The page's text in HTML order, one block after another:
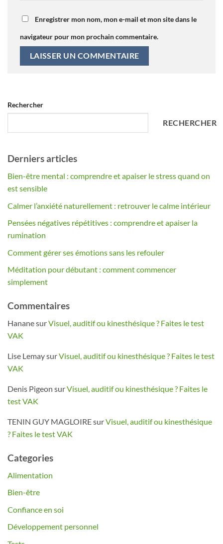
Enregistrer mon nom, mon e-mail et mon site dans le
navigateur pour mon prochain commentaire.
Rechercher
RECHERCHER
Derniers articles
Bien-être mental : comprendre et apaiser le stress quand on
est sensible
Calmer l’anxiété naturellement : retrouver le calme intérieur
Pensées négatives répétitives : comprendre et apaiser la
rumination
Comment gérer ses émotions sans les refouler
Méditation pour débutant : comment commencer
simplement
Commentaires
HananesurVisuel, auditif ou kinesthésique ? Faites le test
VAK
Lise LemaysurVisuel, auditif ou kinesthésique ? Faites le test
VAK
Denis Pigeon surVisuel, auditif ou kinesthésique ? Faites le
test VAK
TENIN GUY MAGLOIREsurVisuel, auditif ou kinesthésique
? Faites le test VAK
Categories
Alimentation
Bien-être
Confiance en soi
Développement personnel